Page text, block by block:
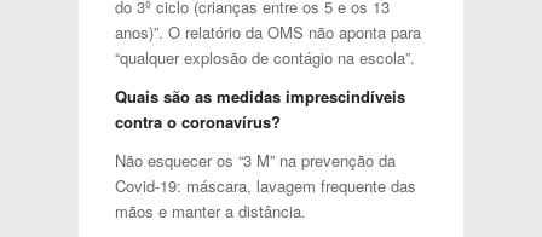
do 3º ciclo (crianças entre os 5 e os 13
anos)”. O relatório da OMS não aponta para
“qualquer explosão de contágio na escola”.
Quais são as medidas imprescindíveis
contra o coronavírus?
Não esquecer os “3 M” na prevenção da
Covid-19: máscara, lavagem frequente das
mãos e manter a distância.